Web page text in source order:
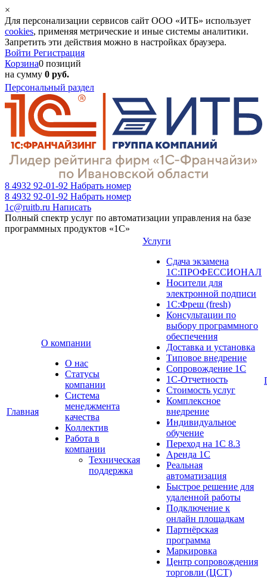
×
Для персонализации сервисов сайт ООО «ИТБ» использует
cookies, применяя метрические и иные системы аналитики.
Запретить эти действия можно в настройках браузера.
Войти Регистрация
Корзина0 позиций
на сумму 0 руб.
Персональный раздел
8 4932 92-01-92 Набрать номер
8 4932 92-01-92 Набрать номер
1c@ruitb.ru Написать
Полный спектр услуг по автоматизации управления на базе
программных продуктов «1С»
Главная
О компании
О нас
Cтатусы
компании
Система
менеджмента
качества
Коллектив
Работа в
компании
Техническая
поддержка
Услуги
Сдача экзамена
1С:ПРОФЕССИОНАЛ
Носители для
электронной подписи
1С:Фреш (fresh)
Консультации по
выбору программного
обеспечения
Доставка и установка
Типовое внедрение
Сопровождение 1С
1С-Отчетность
Стоимость услуг
Комплексное
внедрение
Индивидуальное
обучение
Переход на 1С 8.3
Аренда 1С
Реальная
автоматизация
Быстрое решение для
удаленной работы
Подключение к
онлайн площадкам
Партнёрская
программа
Маркировка
Центр сопровождения
торговли (ЦСТ)